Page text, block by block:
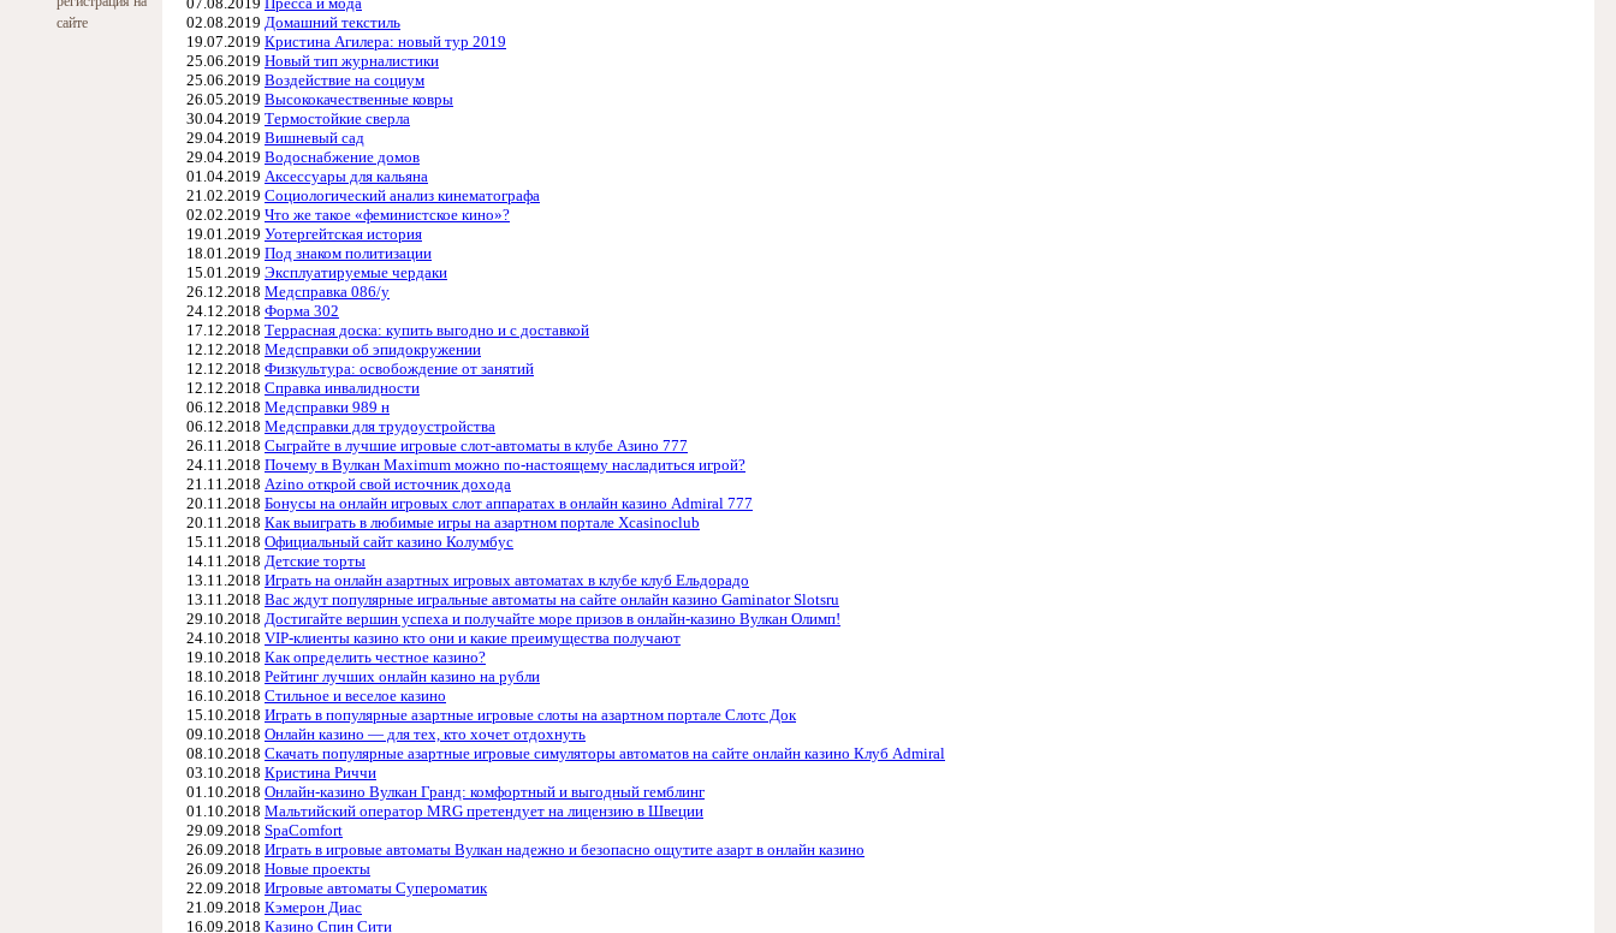
сайте
02.08.2019 Домашний текстиль
19.07.2019 Кристина Агилера: новый тур 2019
25.06.2019 Новый тип журналистики
25.06.2019 Воздействие на социум
26.05.2019 Высококачественные ковры
30.04.2019 Термостойкие сверла
29.04.2019 Вишневый сад
29.04.2019 Водоснабжение домов
01.04.2019 Аксессуары для кальяна
21.02.2019 Социологический анализ кинематографа
02.02.2019 Что же такое «феминистское кино»?
19.01.2019 Уотергейтская история
18.01.2019 Под знаком политизации
15.01.2019 Эксплуатируемые чердаки
26.12.2018 Медсправка 086/у
24.12.2018 Форма 302
17.12.2018 Террасная доска: купить выгодно и с доставкой
12.12.2018 Медсправки об эпидокружении
12.12.2018 Физкультура: освобождение от занятий
12.12.2018 Справка инвалидности
06.12.2018 Медсправки 989 н
06.12.2018 Медсправки для трудоустройства
26.11.2018 Сыграйте в лучшие игровые слот-автоматы в клубе Азино 777
24.11.2018 Почему в Вулкан Maximum можно по-настоящему насладиться игрой?
21.11.2018 Azino открой свой источник дохода
20.11.2018 Бонусы на онлайн игровых слот аппаратах в онлайн казино Admiral 777
20.11.2018 Как выиграть в любимые игры на азартном портале Xcasinoclub
15.11.2018 Официальный сайт казино Колумбус
14.11.2018 Детские торты
13.11.2018 Играть на онлайн азартных игровых автоматах в клубе клуб Ельдорадо
13.11.2018 Вас ждут популярные игральные автоматы на сайте онлайн казино Gaminator Slotsru
29.10.2018 Достигайте вершин успеха и получайте море призов в онлайн-казино Вулкан Олимп!
24.10.2018 VIP-клиенты казино кто они и какие преимущества получают
19.10.2018 Как определить честное казино?
18.10.2018 Рейтинг лучших онлайн казино на рубли
16.10.2018 Стильное и веселое казино
15.10.2018 Играть в популярные азартные игровые слоты на азартном портале Слотс Док
09.10.2018 Онлайн казино — для тех, кто хочет отдохнуть
08.10.2018 Скачать популярные азартные игровые симуляторы автоматов на сайте онлайн казино Клуб Admiral
03.10.2018 Кристина Риччи
01.10.2018 Онлайн-казино Вулкан Гранд: комфортный и выгодный гемблинг
01.10.2018 Мальтийский оператор MRG претендует на лицензию в Швеции
29.09.2018 SpaComfort
26.09.2018 Играть в игровые автоматы Вулкан надежно и безопасно ощутите азарт в онлайн казино
26.09.2018 Новые проекты
22.09.2018 Игровые автоматы Cупероматик
21.09.2018 Кэмерон Диас
16.09.2018 Казино Спин Сити